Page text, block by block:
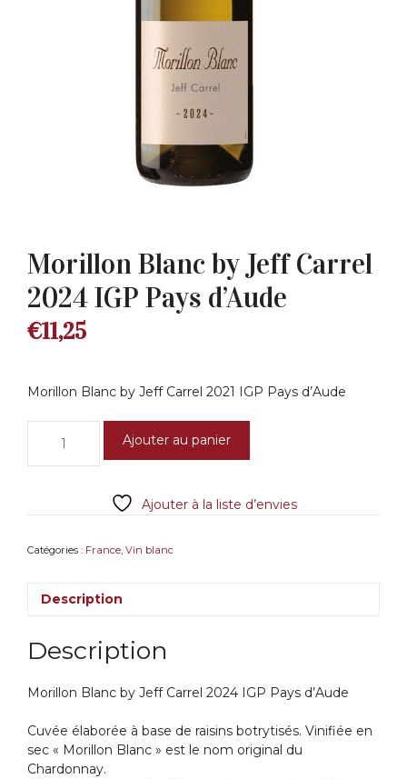
Morillon Blanc by Jeff Carrel
2024 IGP Pays d’Aude
€11,25
Morillon Blanc by Jeff Carrel 2021 IGP Pays d’Aude
Morillon
Carrel
Pays
Ajouter au panier
Ajouter à la liste d’envies
Catégories : France Vin blanc
Description
Description
Morillon Blanc by Jeff Carrel 2024 IGP Pays d’Aude
Cuvée élaborée à base de raisins botrytisés. Vinifiée en
sec « Morillon Blanc » est le nom original du
Chardonnay.